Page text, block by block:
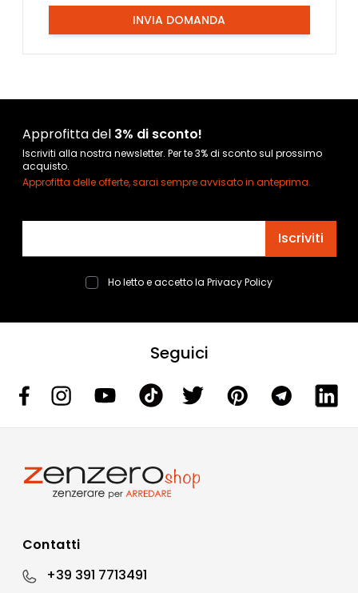
INVIA DOMANDA
Approfitta del 3% di sconto!
Iscriviti alla nostra newsletter. Per te 3% di sconto sul prossimo
acquisto.
Approfitta delle offerte, sarai sempre avvisato in anteprima.
Iscriviti
Ho letto e accetto la Privacy Policy
Seguici
Contatti
+39 391 7713491